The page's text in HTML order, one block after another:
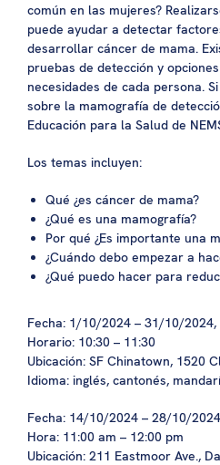
común en las mujeres?
puede ayudar a detectar
desarrollar cáncer de mama.
pruebas de detección y
necesidades de cada persona.
sobre la mamografía de
Educación para la Salud de
Los temas incluyen:
Qué ¿es cáncer de mama?
¿Qué es una mamografía?
Por qué ¿Es importante una
¿Cuándo debo empezar a
¿Qué puedo hacer para
Fecha: 1/10/2024 – 31/10/
Horario: 10:30 – 11:30
Ubicación: SF Chinatown, 1520
Idioma: inglés, cantonés,
Fecha: 14/10/2024 – 28/10/
Hora: 11:00 am – 12:00 pm
Ubicación: 211 Eastmoor Ave.,